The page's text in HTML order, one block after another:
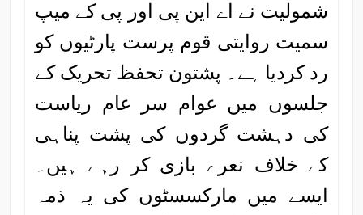
شمولیت نے اے این پی اور پی کے میپ
سمیت روایتی قوم پرست پارٹیوں کو
رد کردیا ہے۔ پشتون تحفظ تحریک کے
جلسوں میں عوام سر عام ریاست
کی دہشت گردوں کی پشت پناہی
کے خلاف نعرے بازی کر رہے ہیں۔
ایسے میں مارکسسٹوں کی یہ ذمہ